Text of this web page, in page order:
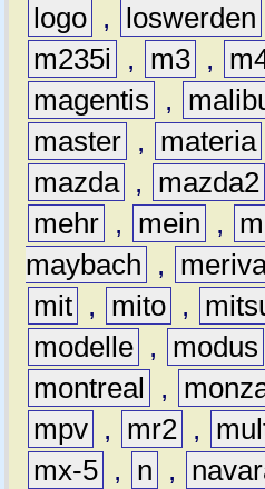
logo , loswerden
m235i
, m3 ,
magentis
,
master , materia
mazda , mazda2
mehr , mein ,
maybach
,
mit , mito ,
modelle , modus
montreal
,
mpv , mr2 ,
mx-5 , n ,